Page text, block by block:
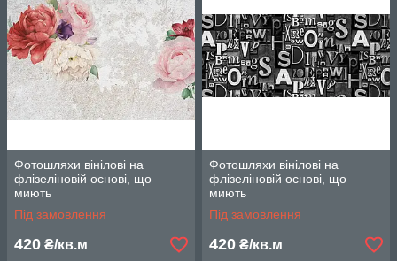
Фотошляхи вінілові на
флізеліновій основі, що
миють
Під замовлення
420 ₴/кв.м
Фотошляхи вінілові на
флізеліновій основі, що
миють
Під замовлення
420 ₴/кв.м